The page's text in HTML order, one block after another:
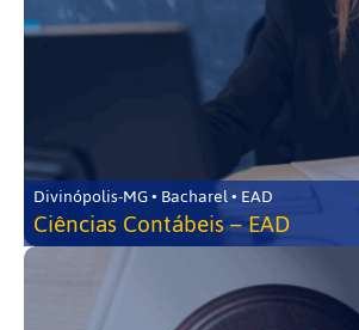
Divinópolis-MG • Bacharel • EAD
Ciências Contábeis – EAD